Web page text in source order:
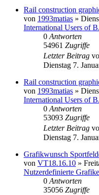
Rail construction
von 1993matias »
International Users of
0 Antworten
54961 Zugriffe
Letzter Beitrag
Dienstag 7.
Rail construction
von 1993matias »
International Users of
0 Antworten
53093 Zugriffe
Letzter Beitrag
Dienstag 7.
Grafikwunsch
von VT18.16.10 »
Nutzerdefinierte
0 Antworten
35056 Zugriffe